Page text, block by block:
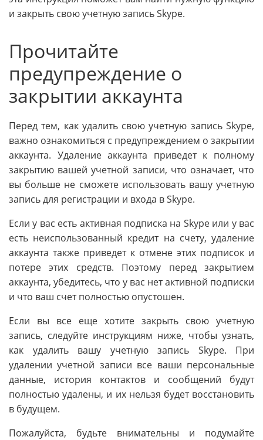
и закрыть свою учетную запись Skype.
Прочитайте
предупреждение о
закрытии аккаунта
Перед тем, как удалить свою учетную запись Skype,
важно ознакомиться с предупреждением о закрытии
аккаунта. Удаление аккаунта приведет к полному
закрытию вашей учетной записи, что означает, что
вы больше не сможете использовать вашу учетную
запись для регистрации и входа в Skype.
Если у вас есть активная подписка на Skype или у вас
есть неиспользованный кредит на счету, удаление
аккаунта также приведет к отмене этих подписок и
потере этих средств. Поэтому перед закрытием
аккаунта, убедитесь, что у вас нет активной подписки
и что ваш счет полностью опустошен.
Если вы все еще хотите закрыть свою учетную
запись, следуйте инструкциям ниже, чтобы узнать,
как удалить вашу учетную запись Skype. При
удалении учетной записи все ваши персональные
данные, история контактов и сообщений будут
полностью удалены, и их нельзя будет восстановить
в будущем.
Пожалуйста, будьте внимательны и подумайте